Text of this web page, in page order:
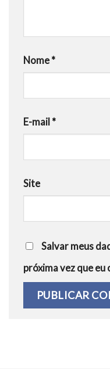
Nome*
E-mail *
Site
Salvar meus
próxima vez que eu